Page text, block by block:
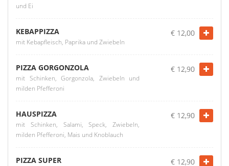
und Ei
KEBAPPIZZA
mit Kebapfleisch, Paprika und Zwiebeln
€ 12,00
PIZZA GORGONZOLA
mit Schinken, Gorgonzola, Zwiebeln und
milden Pfefferoni
€ 12,90
HAUSPIZZA
mit Schinken, Salami, Speck, Zwiebeln,
milden Pfefferoni, Mais und Knoblauch
€ 12,90
PIZZA SUPER € 12,90